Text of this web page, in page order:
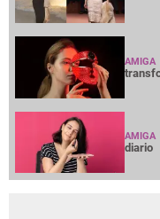
AMIGA
AMIGA
diario